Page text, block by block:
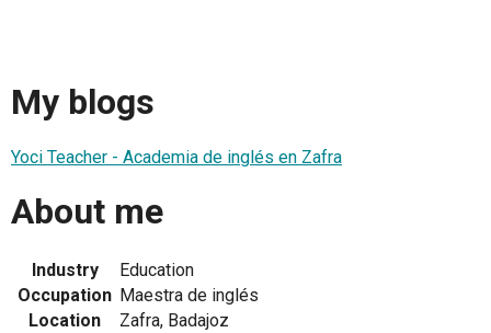
My blogs
Yoci Teacher - Academia de inglés en Zafra
About me
Industry
Education
Occupation Maestra de inglés
Location
Zafra, Badajoz